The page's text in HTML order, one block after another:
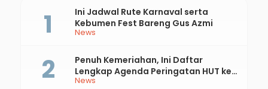
News
Ini Jadwal Rute Karnaval serta
Kebumen Fest Bareng Gus Azmi
News
Penuh Kemeriahan, Ini Daftar
Lengkap Agenda Peringatan HUT ke-
81 RI dan Hari Jadi ke-397 Kabupaten